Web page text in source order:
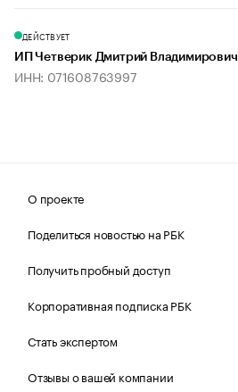
ДЕЙСТВУЕТ
ИП Четверик Дмитрий Владимирович
ИНН: 071608763997
О проекте
Поделиться новостью на РБК
Получить пробный доступ
Корпоративная подписка РБК
Стать экспертом
Отзывы о вашей компании